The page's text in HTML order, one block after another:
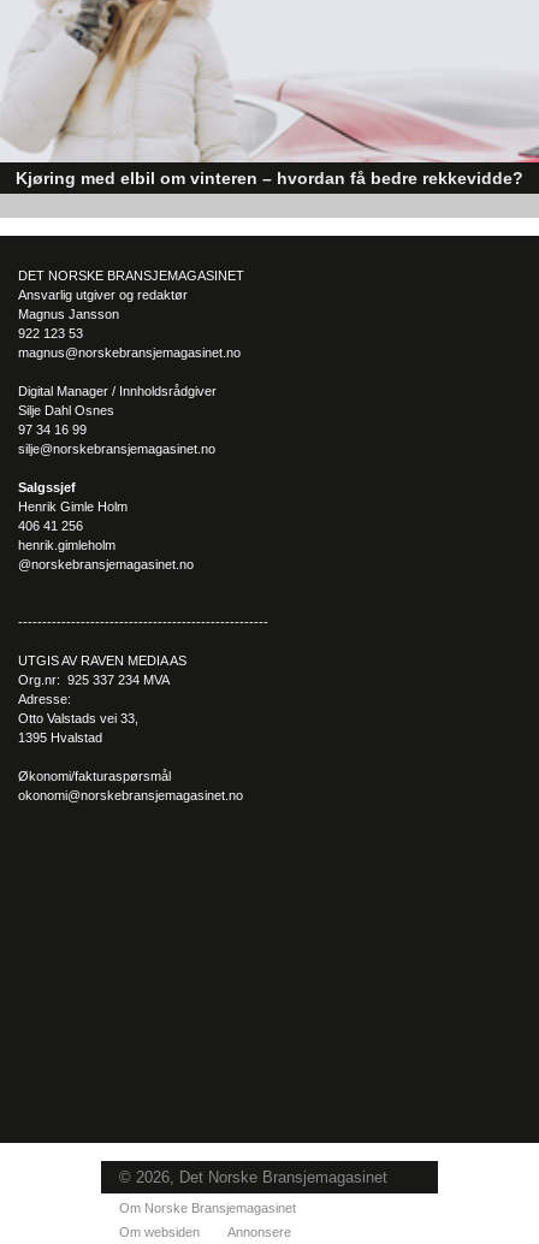
posisjonert til å dra nytte av denne økonomiske oppgangen.
Kjøring med elbil om vinteren – hvordan få bedre rekkevidde?
DET NORSKE BRANSJEMAGASINET
Ansvarlig utgiver og redaktør
Magnus Jansson
922 123 53
magnus@norskebransjemagasinet.no
Digital Manager / Innholdsrådgiver
Silje Dahl Osnes
97 34 16 99
silje@norskebransjemagasinet.no
Salgssjef
Henrik Gimle Holm
406 41 256
henrik.gimleholm
@norskebransjemagasinet.no
----------------------------------------------------
UTGIS AV RAVEN MEDIA AS
Org.nr: 925 337 234 MVA
Adresse:
Otto Valstads vei 33,
1395 Hvalstad
Økonomi/fakturaspørsmål
okonomi@norskebransjemagasinet.no
© 2026, Det Norske Bransjemagasinet
Om Norske Bransjemagasinet
Om websiden
Annonsere